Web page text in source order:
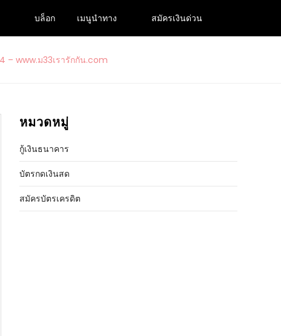
บล็อก เมนูนำทาง สมัครเงินด่วน
หมวดหมู่
กู้เงินธนาคาร
บัตรกดเงินสด
สมัครบัตรเครดิต